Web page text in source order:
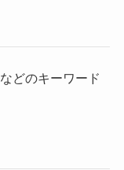
どのキーワード